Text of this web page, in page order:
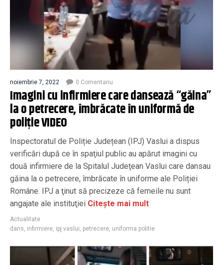
noiembrie 7, 2022 0 Comentariu
Imagini cu infirmiere care dansează “găina”
la o petrecere, îmbrăcate în uniformă de
poliție VIDEO
Inspectoratul de Poliție Județean (IPJ) Vaslui a dispus
verificări după ce în spaţiul public au apărut imagini cu
două infirmiere de la Spitalul Judeţean Vaslui care dansau
găina la o petrecere, îmbrăcate în uniforme ale Poliției
Române. IPJ a ţinut să precizeze că femeile nu sunt
angajate ale instituţiei Citește mai mult
Actualitate
dans, infirmiere, ipj vaslui, petrecere, uniforma politie